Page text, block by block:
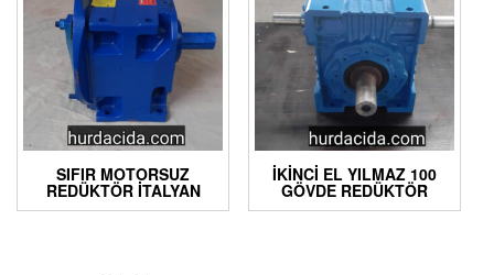
SIFIR MOTORSUZ
REDÜKTÖR İTALYAN
İKINCI EL YILMAZ 100
GÖVDE REDÜKTÖR